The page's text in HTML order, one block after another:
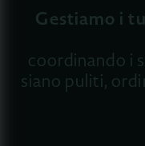
Gestiamo i
coordinando i
siano puliti,